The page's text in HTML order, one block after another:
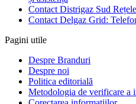
Contact Distrigaz Sud
Contact Delgaz Grid:
Pagini utile
Despre Branduri
Despre noi
Politica editorială
Metodologia de verificare a